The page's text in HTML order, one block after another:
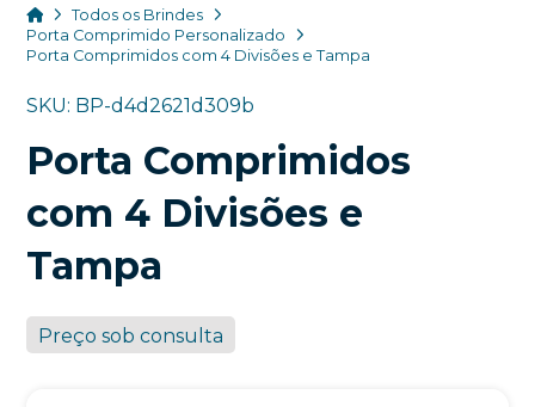
HomeTodos os Brindes
Porta Comprimido Personalizado
Porta Comprimidos com 4 Divisões e Tampa
SKU: BP-d4d2621d309b
Porta Comprimidos
com 4 Divisões e
Tampa
Preço sob consulta
+55